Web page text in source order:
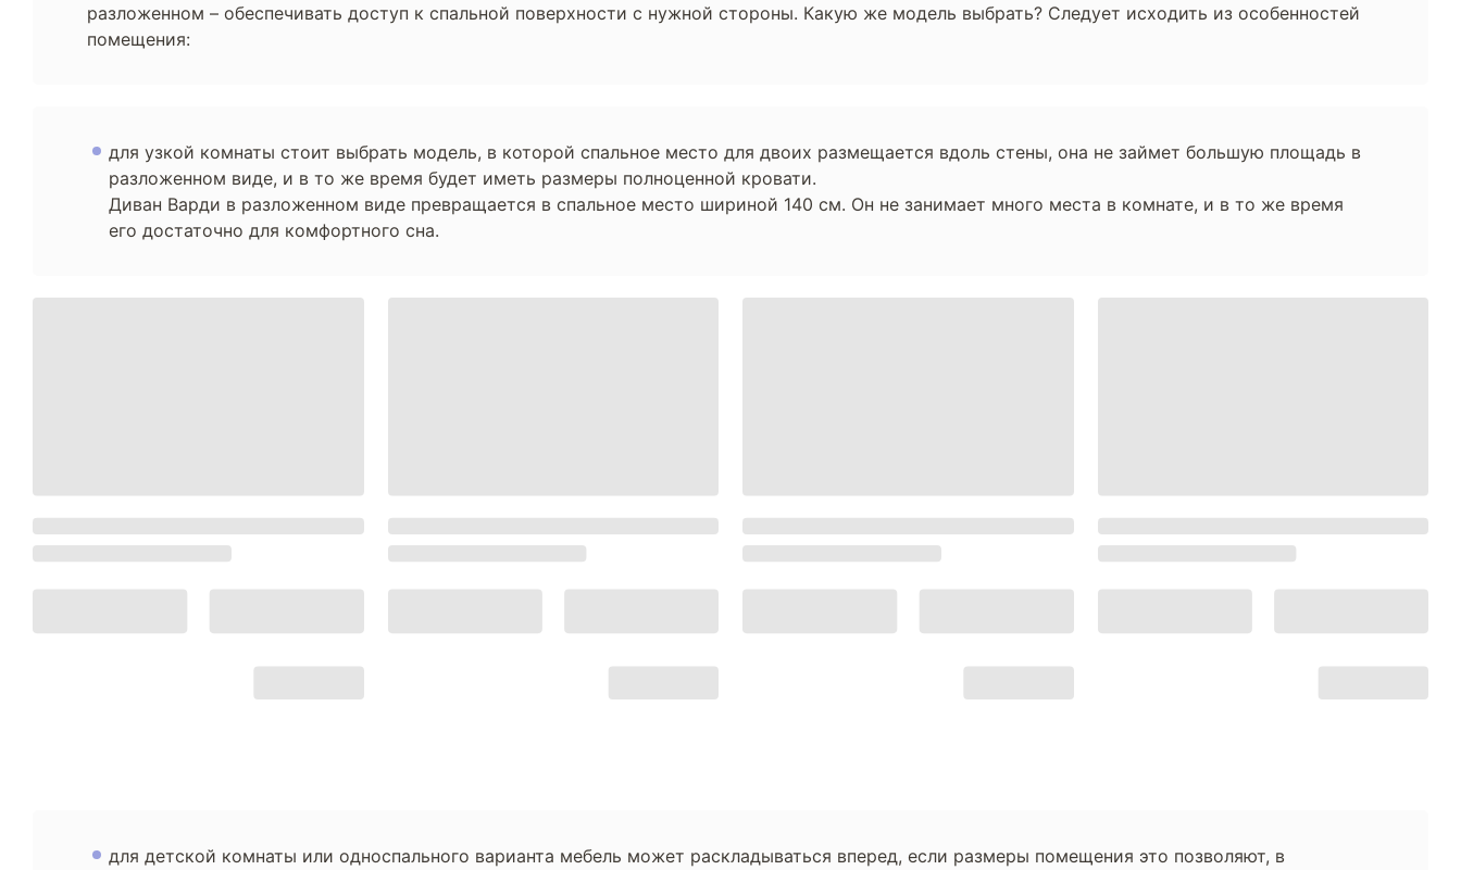
разложенном – обеспечивать доступ к спальной поверхности с нужной стороны. Какую же модель выбрать? Следует исходить из особенностей
помещения:
для узкой комнаты стоит выбрать модель, в которой спальное место для двоих размещается вдоль стены, она не займет большую площадь в
разложенном виде, и в то же время будет иметь размеры полноценной кровати.
Диван Варди в разложенном виде превращается в спальное место шириной 140 см. Он не занимает много места в комнате, и в то же время
его достаточно для комфортного сна.
для детской комнаты или односпального варианта мебель может раскладываться вперед, если размеры помещения это позволяют, в